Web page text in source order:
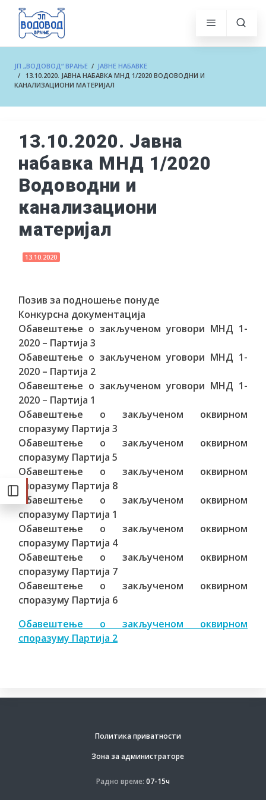
ЈП „ВОДОВОД“ ВРАЊЕ / ЈАВНЕ НАБАВКЕ
/ 13.10.2020. ЈАВНА НАБАВКА МНД 1/2020 ВОДОВОДНИ И
КАНАЛИЗАЦИОНИ МАТЕРИЈАЛ
13.10.2020. Јавна
набавка МНД 1/2020
Водоводни и
канализациони
материјал
13.10.2020
Позив за подношење понуде
Конкурсна документација
Обавештење о закљученом уговори МНД 1-
2020 – Партија 3
Обавештење о закљученом уговори МНД 1-
2020 – Партија 2
Обавештење о закљученом уговори МНД 1-
2020 – Партија 1
Обавештење о закљученом оквирном
споразуму Партија 3
Обавештење о закљученом оквирном
споразуму Партија 5
Обавештење о закљученом оквирном
споразуму Партија 8
Обавештење о закљученом оквирном
споразуму Партија 1
Обавештење о закљученом оквирном
споразуму Партија 4
Обавештење о закљученом оквирном
споразуму Партија 7
Обавештење о закљученом оквирном
споразуму Партија 6
Обавештење о закљученом оквирном
споразуму Партија 2
Политика приватности
Зона за администраторе
Радно време: 07-15ч